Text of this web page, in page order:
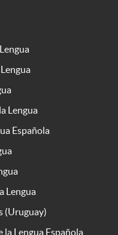
Lengua
Española
Lengua
(Uruguay)
Lengua Española